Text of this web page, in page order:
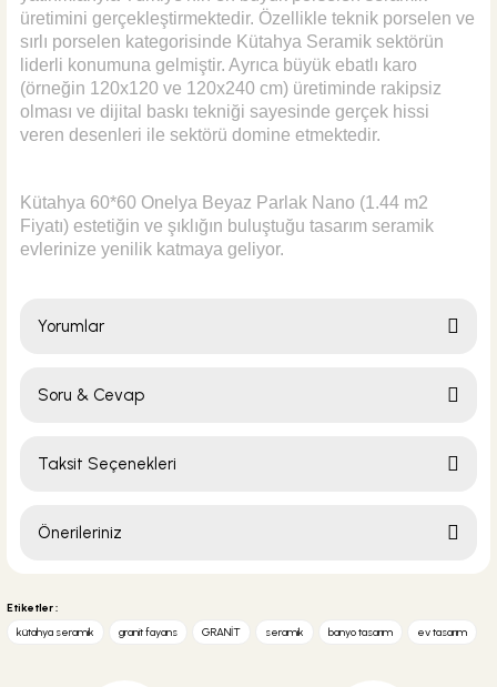
üretimini gerçekleştirmektedir. Özellikle teknik porselen ve
sırlı porselen kategorisinde Kütahya Seramik sektörün
liderli konumuna gelmiştir. Ayrıca büyük ebatlı karo
(örneğin 120x120 ve 120x240 cm) üretiminde rakipsiz
olması ve dijital baskı tekniği sayesinde gerçek hissi
veren desenleri ile sektörü domine etmektedir.
Kütahya 60*60 Onelya Beyaz Parlak Nano (1.44 m2
Fiyatı) estetiğin ve şıklığın buluştuğu tasarım seramik
evlerinize yenilik katmaya geliyor.
Yorumlar
Soru & Cevap
Taksit Seçenekleri
Önerileriniz
yetersiz gördüğünüz noktaları öneri formunu kullanarak tarafımıza
Görüş ve önerileriniz için teşekkür ederiz.
Etiketler :
kütahya seramik
granit fayans GRANİT seramik banyo tasarım ev tasarım